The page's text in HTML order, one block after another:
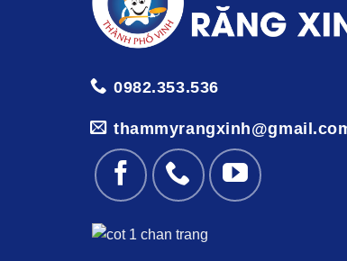
0982.353.536
thammyrangxinh@gmail.com